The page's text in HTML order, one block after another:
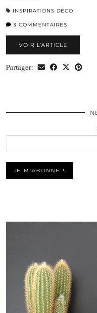
INSPIRATIONS DÉCO
3 COMMENTAIRES
VOIR L’ARTICLE
Partager: